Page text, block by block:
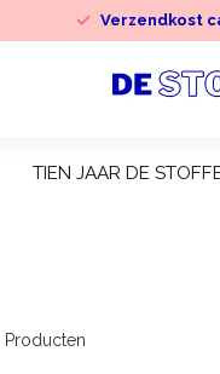
Verzendkost
TIEN JAAR DE
Producten